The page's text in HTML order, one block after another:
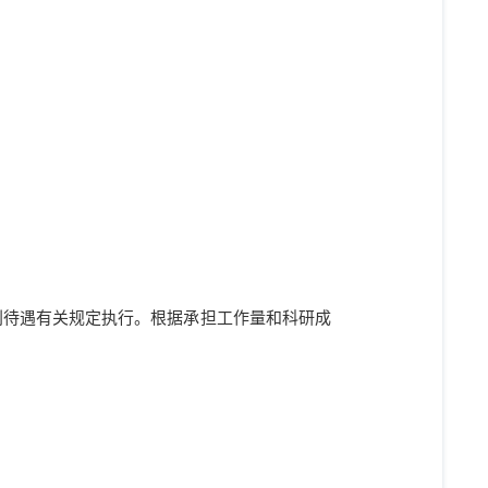
遇有关规定执行。根据承担工作量和科研成